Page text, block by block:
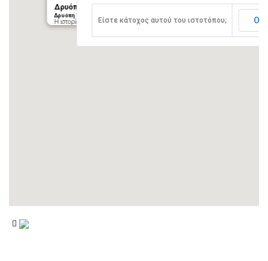
Δρυόπη
Δρυόπη 120 80, Ελλάδα
Η ιστορία της Δρυόπης ξεκινάει από τα αρχαία χρόνια, περίπου…
Είστε κάτοχος αυτού του ιστοτόπου; ΟΚ